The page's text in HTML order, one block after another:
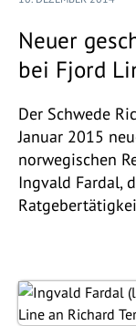
Neuer
bei Fjord
Der Schwede
Januar 2015
norwegischen
Ingvald Fardal,